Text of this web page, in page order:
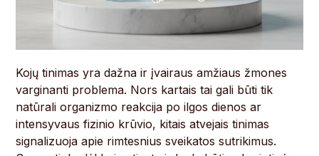
Kojų tinimas yra dažna ir įvairaus amžiaus žmones
varginanti problema. Nors kartais tai gali būti tik
natūrali organizmo reakcija po ilgos dienos ar
intensyvaus fizinio krūvio, kitais atvejais tinimas
signalizuoja apie rimtesnius sveikatos sutrikimus.